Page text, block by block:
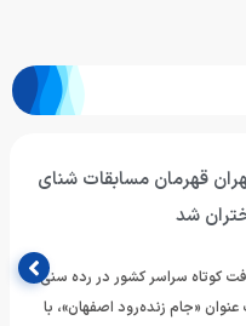
قهرمان مسابقات شنای
شد
کوتاه سراسر کشور در رده سنی
عنوان «جام زنده‌رود اصفهان»، با